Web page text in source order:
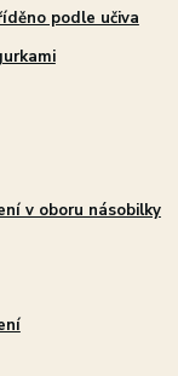
podle učiva
v oboru násobilky